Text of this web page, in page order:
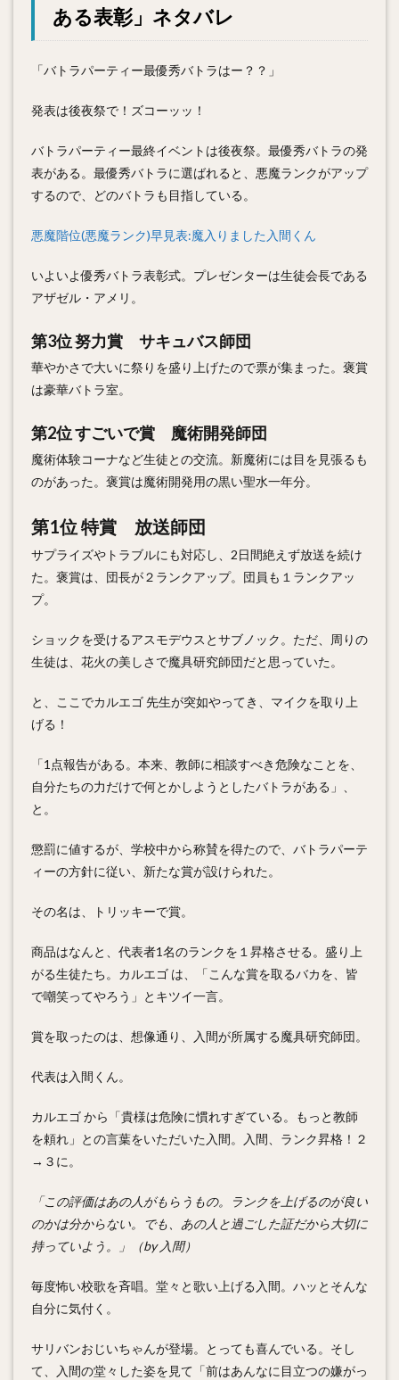
ある表彰」ネタバレ
「バトラパーティー最優秀バトラはー？？」
発表は後夜祭で！ズコーッッ！
バトラパーティー最終イベントは後夜祭。最優秀バトラの発
表がある。最優秀バトラに選ばれると、悪魔ランクがアップ
するので、どのバトラも目指している。
悪魔階位(悪魔ランク)早見表:魔入りました入間くん
いよいよ優秀バトラ表彰式。プレゼンターは生徒会長である
アザゼル・アメリ。
第3位 努力賞 サキュバス師団
華やかさで大いに祭りを盛り上げたので票が集まった。褒賞
は豪華バトラ室。
第2位 すごいで賞 魔術開発師団
魔術体験コーナなど生徒との交流。新魔術には目を見張るも
のがあった。褒賞は魔術開発用の黒い聖水一年分。
第1位 特賞 放送師団
サプライズやトラブルにも対応し、2日間絶えず放送を続け
た。褒賞は、団長が２ランクアップ。団員も１ランクアッ
プ。
ショックを受けるアスモデウスとサブノック。ただ、周りの
生徒は、花火の美しさで魔具研究師団だと思っていた。
と、ここでカルエゴ 先生が突如やってき、マイクを取り上
げる！
「1点報告がある。本来、教師に相談すべき危険なことを、
自分たちの力だけで何とかしようとしたバトラがある」、
と。
懲罰に値するが、学校中から称賛を得たので、バトラパーテ
ィーの方針に従い、新たな賞が設けられた。
その名は、 トリッキーで賞。
商品はなんと、代表者1名のランクを１昇格させる。盛り上
がる生徒たち。カルエゴ は、「こんな賞を取るバカを、皆
で嘲笑ってやろう」とキツイ一言。
賞を取ったのは、想像通り、入間が所属する魔具研究師団。
代表は入間くん。
カルエゴ から「貴様は危険に慣れすぎている。もっと教師
を頼れ」との言葉をいただいた入間。入間、ランク昇格！２
→３に。
「この評価はあの人がもらうもの。ランクを上げるのが良い
のかは分からない。でも、あの人と過ごした証だから大切に
持っていよう。」（by 入間）
毎度怖い校歌を斉唱。堂々と歌い上げる入間。ハッとそんな
自分に気付く。
サリバンおじいちゃんが登場。とっても喜んでいる。そし
て、入間の堂々した姿を見て「前はあんなに目立つの嫌がっ